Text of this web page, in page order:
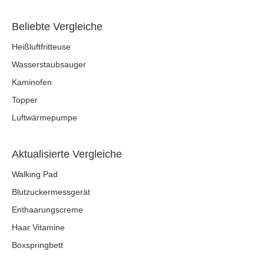
Beliebte Vergleiche
Heißluftfritteuse
Wasserstaubsauger
Kaminofen
Topper
Luftwärmepumpe
Aktualisierte Vergleiche
Walking Pad
Blutzuckermessgerät
Enthaarungscreme
Haar Vitamine
Boxspringbett